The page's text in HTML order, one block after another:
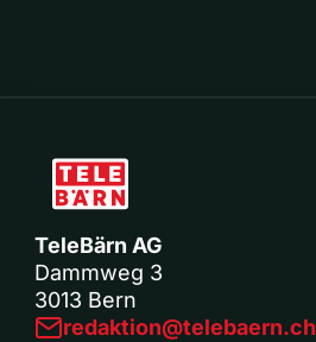
TeleBärn AG
Dammweg 3
3013 Bern
redaktion@telebaern.ch